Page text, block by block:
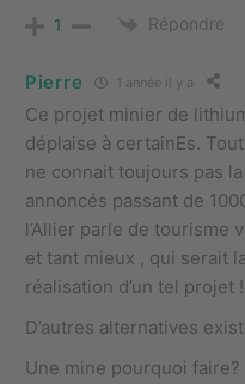
1 Répondre
Pierre 1 année il y a
Ce projet minier de
déplaise à certainEs.
ne connait toujours pas
annoncés passant de
l’Allier parle de tourisme
et tant mieux , qui serait
réalisation d’un tel projet
D’autres alternatives
Une mine pourquoi faire?